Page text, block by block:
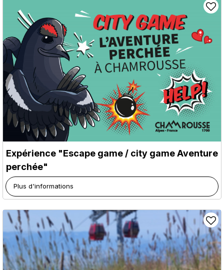
Expérience "Escape game / city game Aventure
perchée"
Plus d'informations